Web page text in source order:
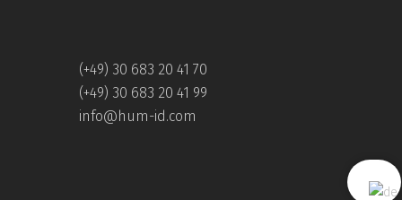
(+49) 30 683 20 41 70
(+49) 30 683 20 41 99
info@hum-id.com